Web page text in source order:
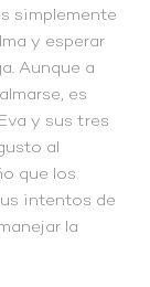
simplemente
y esperar
Aunque a
es
y sus tres
al
que los
intentos de
la